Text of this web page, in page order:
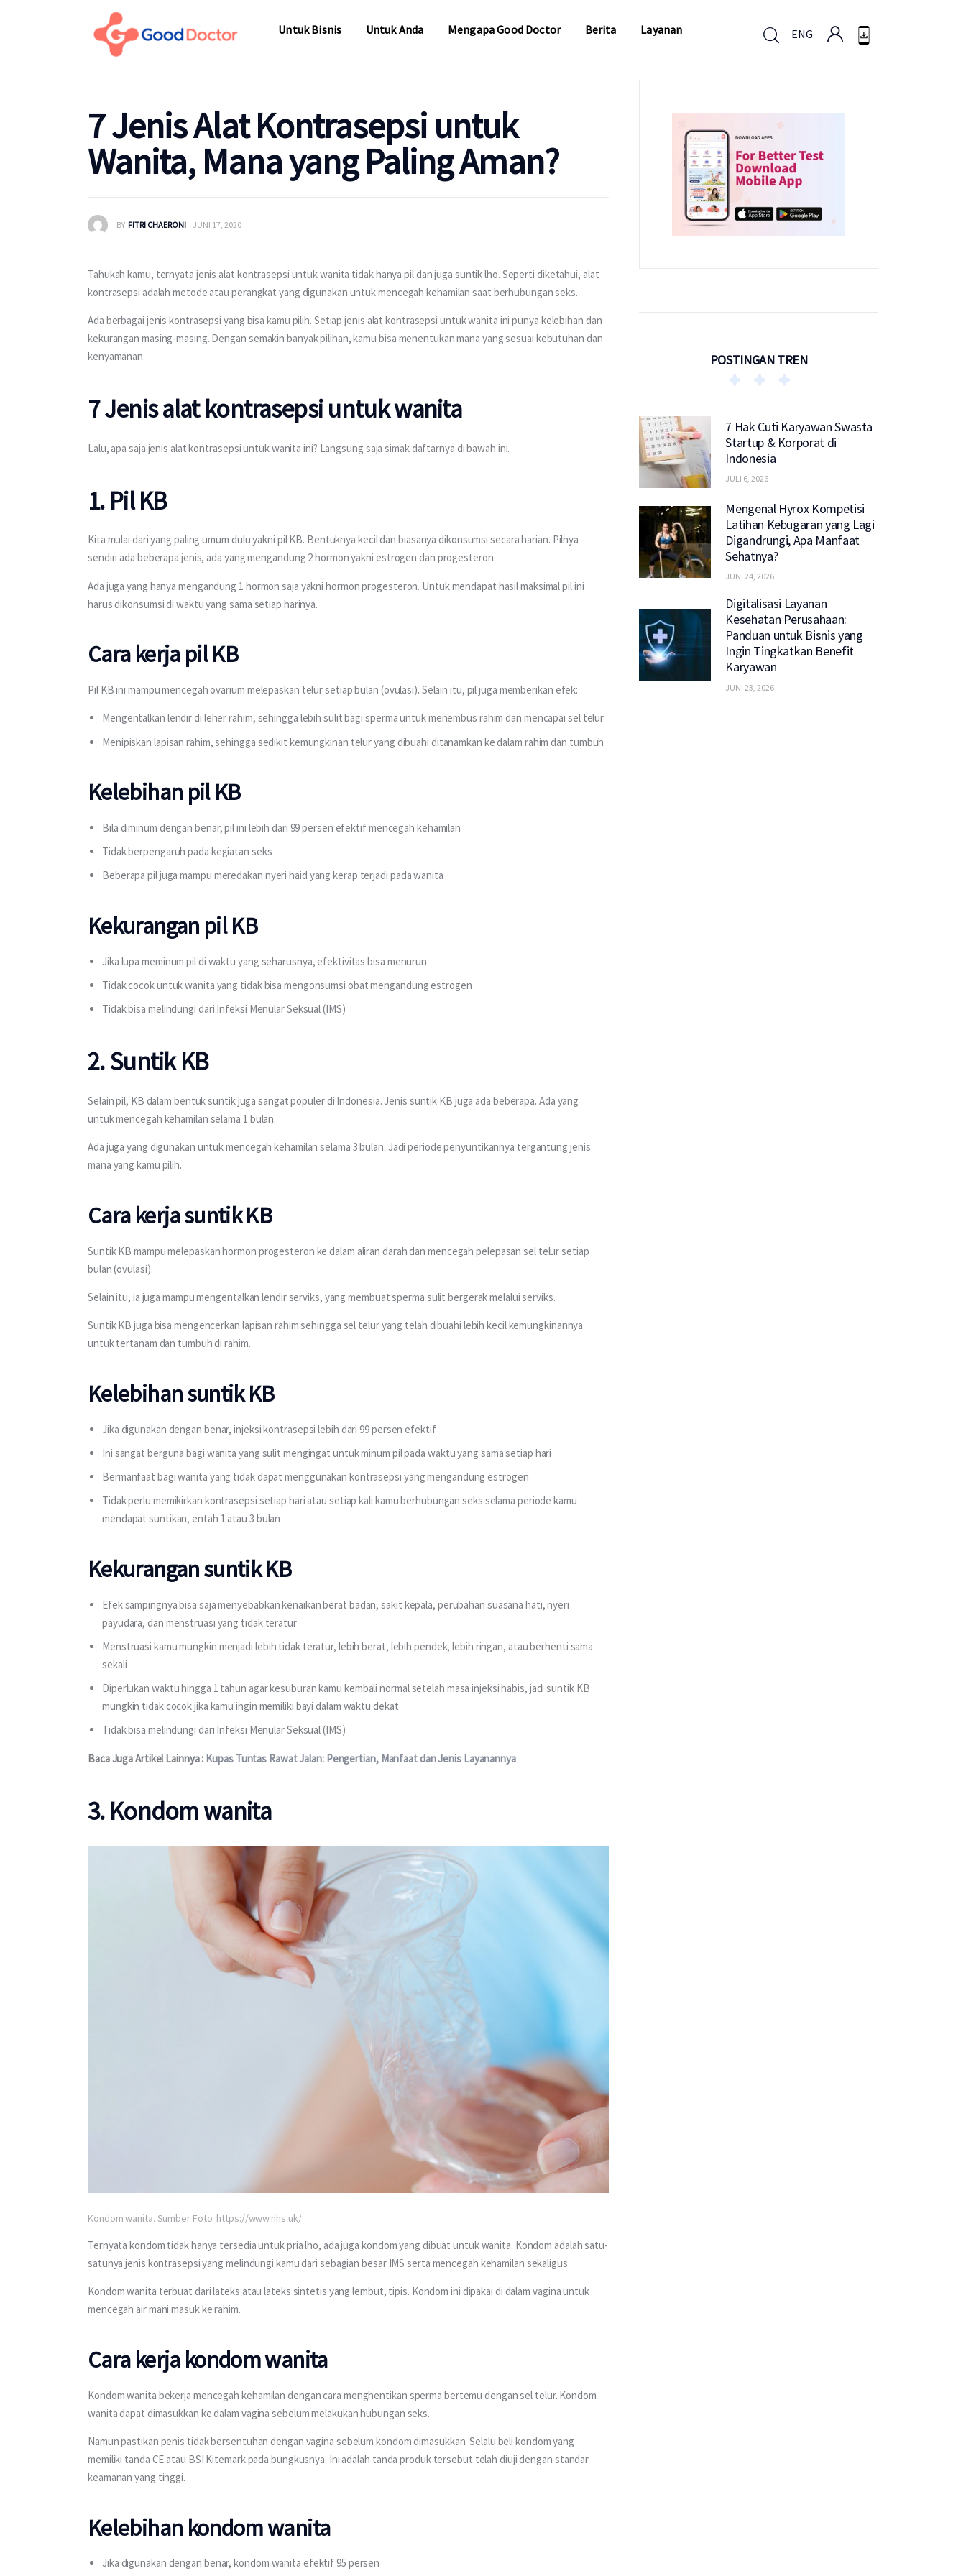
Untuk Bisnis Untuk Anda Mengapa Good Doctor Berita Layanan ENG
7 Jenis Alat Kontrasepsi untuk
Wanita, Mana yang Paling Aman?
BY FITRI CHAERONI JUNI 17, 2020
Tahukah kamu, ternyata jenis alat kontrasepsi untuk wanita tidak hanya pil dan juga suntik lho. Seperti diketahui, alat
kontrasepsi adalah metode atau perangkat yang digunakan untuk mencegah kehamilan saat berhubungan seks.
Ada berbagai jenis kontrasepsi yang bisa kamu pilih. Setiap jenis alat kontrasepsi untuk wanita ini punya kelebihan dan
kekurangan masing-masing. Dengan semakin banyak pilihan, kamu bisa menentukan mana yang sesuai kebutuhan dan
kenyamanan.
7 Jenis alat kontrasepsi untuk wanita
Lalu, apa saja jenis alat kontrasepsi untuk wanita ini? Langsung saja simak daftarnya di bawah ini.
1. Pil KB
Kita mulai dari yang paling umum dulu yakni pil KB. Bentuknya kecil dan biasanya dikonsumsi secara harian. Pilnya
sendiri ada beberapa jenis, ada yang mengandung 2 hormon yakni estrogen dan progesteron.
Ada juga yang hanya mengandung 1 hormon saja yakni hormon progesteron. Untuk mendapat hasil maksimal pil ini
harus dikonsumsi di waktu yang sama setiap harinya.
Cara kerja pil KB
Pil KB ini mampu mencegah ovarium melepaskan telur setiap bulan (ovulasi). Selain itu, pil juga memberikan efek:
Mengentalkan lendir di leher rahim, sehingga lebih sulit bagi sperma untuk menembus rahim dan mencapai sel telur
Menipiskan lapisan rahim, sehingga sedikit kemungkinan telur yang dibuahi ditanamkan ke dalam rahim dan tumbuh
Kelebihan pil KB
Bila diminum dengan benar, pil ini lebih dari 99 persen efektif mencegah kehamilan
Tidak berpengaruh pada kegiatan seks
Beberapa pil juga mampu meredakan nyeri haid yang kerap terjadi pada wanita
Kekurangan pil KB
Jika lupa meminum pil di waktu yang seharusnya, efektivitas bisa menurun
Tidak cocok untuk wanita yang tidak bisa mengonsumsi obat mengandung estrogen
Tidak bisa melindungi dari Infeksi Menular Seksual (IMS)
2. Suntik KB
Selain pil, KB dalam bentuk suntik juga sangat populer di Indonesia. Jenis suntik KB juga ada beberapa. Ada yang
untuk mencegah kehamilan selama 1 bulan.
Ada juga yang digunakan untuk mencegah kehamilan selama 3 bulan. Jadi periode penyuntikannya tergantung jenis
mana yang kamu pilih.
Cara kerja suntik KB
Suntik KB mampu melepaskan hormon progesteron ke dalam aliran darah dan mencegah pelepasan sel telur setiap
bulan (ovulasi).
Selain itu, ia juga mampu mengentalkan lendir serviks, yang membuat sperma sulit bergerak melalui serviks.
Suntik KB juga bisa mengencerkan lapisan rahim sehingga sel telur yang telah dibuahi lebih kecil kemungkinannya
untuk tertanam dan tumbuh di rahim.
Kelebihan suntik KB
Jika digunakan dengan benar, injeksi kontrasepsi lebih dari 99 persen efektif
Ini sangat berguna bagi wanita yang sulit mengingat untuk minum pil pada waktu yang sama setiap hari
Bermanfaat bagi wanita yang tidak dapat menggunakan kontrasepsi yang mengandung estrogen
Tidak perlu memikirkan kontrasepsi setiap hari atau setiap kali kamu berhubungan seks selama periode kamu
mendapat suntikan, entah 1 atau 3 bulan
Kekurangan suntik KB
Efek sampingnya bisa saja menyebabkan kenaikan berat badan, sakit kepala, perubahan suasana hati, nyeri
payudara, dan menstruasi yang tidak teratur
Menstruasi kamu mungkin menjadi lebih tidak teratur, lebih berat, lebih pendek, lebih ringan, atau berhenti sama
sekali
Diperlukan waktu hingga 1 tahun agar kesuburan kamu kembali normal setelah masa injeksi habis, jadi suntik KB
mungkin tidak cocok jika kamu ingin memiliki bayi dalam waktu dekat
Tidak bisa melindungi dari Infeksi Menular Seksual (IMS)
Baca Juga Artikel Lainnya : Kupas Tuntas Rawat Jalan: Pengertian, Manfaat dan Jenis Layanannya
3. Kondom wanita
Kondom wanita. Sumber Foto: https://www.nhs.uk/
Ternyata kondom tidak hanya tersedia untuk pria lho, ada juga kondom yang dibuat untuk wanita. Kondom adalah satu-
satunya jenis kontrasepsi yang melindungi kamu dari sebagian besar IMS serta mencegah kehamilan sekaligus.
Kondom wanita terbuat dari lateks atau lateks sintetis yang lembut, tipis. Kondom ini dipakai di dalam vagina untuk
mencegah air mani masuk ke rahim.
Cara kerja kondom wanita
Kondom wanita bekerja mencegah kehamilan dengan cara menghentikan sperma bertemu dengan sel telur. Kondom
wanita dapat dimasukkan ke dalam vagina sebelum melakukan hubungan seks.
Namun pastikan penis tidak bersentuhan dengan vagina sebelum kondom dimasukkan. Selalu beli kondom yang
memiliki tanda CE atau BSI Kitemark pada bungkusnya. Ini adalah tanda produk tersebut telah diuji dengan standar
keamanan yang tinggi.
Kelebihan kondom wanita
Jika digunakan dengan benar, kondom wanita efektif 95 persen
POSTINGAN TREN
7 Hak Cuti Karyawan Swasta
Startup & Korporat di
Indonesia
JULI 6, 2026
Mengenal Hyrox Kompetisi
Latihan Kebugaran yang Lagi
Digandrungi, Apa Manfaat
Sehatnya?
JUNI 24, 2026
Digitalisasi Layanan
Kesehatan Perusahaan:
Panduan untuk Bisnis yang
Ingin Tingkatkan Benefit
Karyawan
JUNI 23, 2026